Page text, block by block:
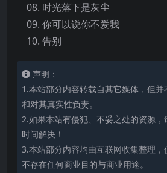
08. 时光落下是灰尘
09. 你可以说你不爱我
10. 告别
声明：
1.本站部分内容转载自其它媒体，但
和对其真实性负责。
2.如果本站有侵犯、不妥之处的资源
时间解决！
3.本站部分内容均由互联网收集整理，
不存在任何商业目的与商业用途。